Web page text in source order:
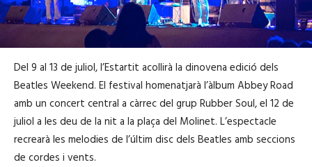
Del 9 al 13 de juliol, l’Estartit acollirà la dinovena edició dels
Beatles Weekend. El festival homenatjarà l’àlbum Abbey Road
amb un concert central a càrrec del grup Rubber Soul, el 12 de
juliol a les deu de la nit a la plaça del Molinet. L’espectacle
recrearà les melodies de l’últim disc dels Beatles amb seccions
de cordes i vents.